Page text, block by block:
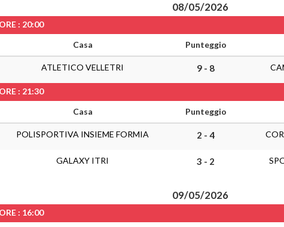
08/05/2026
ORE : 20:00
Casa
Punteggio
ATLETICO VELLETRI 9 - 8
ORE : 21:30
Casa
Punteggio
POLISPORTIVA INSIEME FORMIA 2 - 4
GALAXY ITRI 3 - 2
09/05/2026
ORE : 16:00